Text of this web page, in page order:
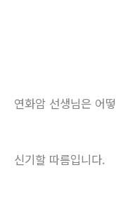
연화암 선생님은 어
신기할 따름입니다.